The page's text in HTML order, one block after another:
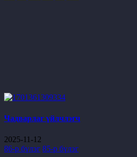
Чадварлаг үйлчлэгч
2025-11-12
86-р бүлэг 85-р бүлэг